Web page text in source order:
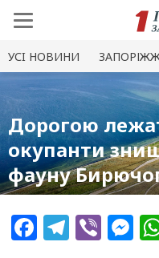
УСI НОВИНИ
Дорогою
окупанти
фауну
Facebook